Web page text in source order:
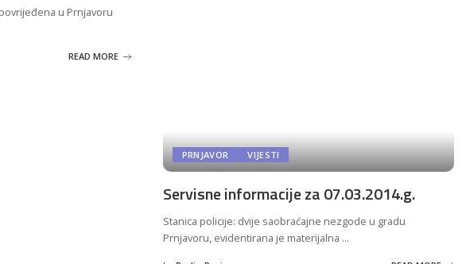
u Prnjavoru
READ MORE
PRNJAVOR VIJESTI
Servisne informacije za 07.03.2014.g.
Stanica policije: dvije saobraćajne nezgode u gradu
Prnjavoru, evidentirana je materijalna ...